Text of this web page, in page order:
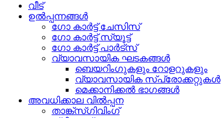
വീട്
ഉൽപ്പന്നങ്ങൾ
ഗോ കാർട്ട് ചേസിസ്
ഗോ കാർട്ട് സ്യൂട്ട്
ഗോ കാർട്ട് പാർട്‌സ്
വ്യാവസായിക ഘടകങ്ങൾ
ബെയറിംഗുകളും റോളറുകളും
വ്യാവസായിക സ്പ്രോക്കറ്റുകൾ
മെക്കാനിക്കൽ ഭാഗങ്ങൾ
അവധിക്കാല വിൽപ്പന
താങ്ക്സ്ഗിവിംഗ്